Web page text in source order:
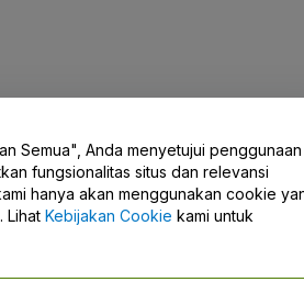
/ Hubungi Kami
Semua", Anda menyetujui penggunaan
fungsionalitas situs dan relevansi
hanya akan menggunakan cookie
Lihat Kebijakan Cookie kami untuk